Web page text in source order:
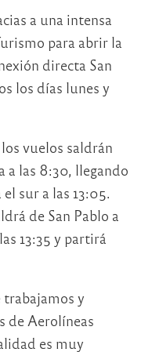
a una intensa
para abrir la
directa San
los días lunes y
vuelos saldrán
a las 8:30, llegando
sur a las 13:05.
de San Pablo a
13:35 y partirá
trabajamos y
de Aerolíneas
es muy